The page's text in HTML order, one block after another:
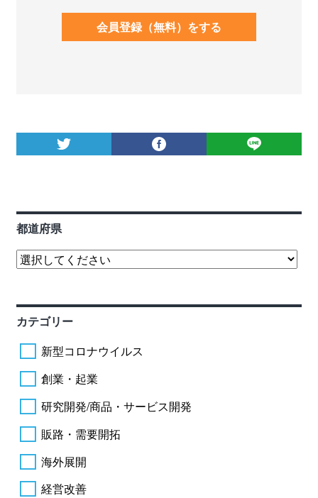
会員登録（無料）をする
都道府県
カテゴリー
新型コロナウイルス
創業・起業
研究開発/商品・サービス開発
販路・需要開拓
海外展開
経営改善